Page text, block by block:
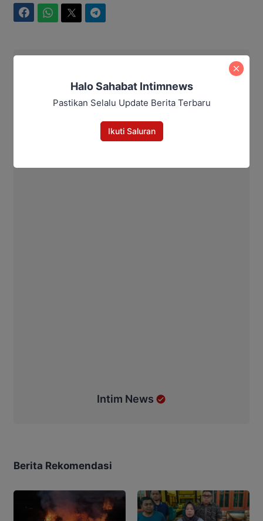
Intim News
Berita Rekomendasi
Halo Sahabat Intimnews
Pastikan Selalu Update Berita Terbaru
Ikuti Saluran